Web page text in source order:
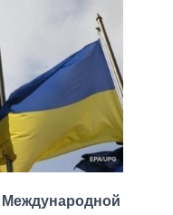
Международной